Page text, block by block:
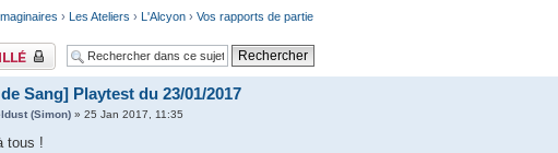
› Les Ateliers › L'Alcyon › Vos rapports de partie
Sang] Playtest du 23/01/2017
(Simon) » 25 Jan 2017, 11:35
tous !